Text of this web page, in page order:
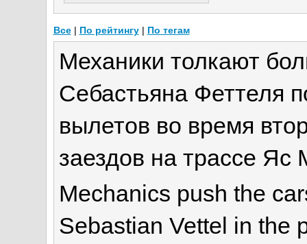
Механики толкают
Себастьяна Феттеля
вылетов во время
заездов на трассе Яс
Mechanics push the
Sebastian Vettel in the
Все| По рейтингу| По тегам